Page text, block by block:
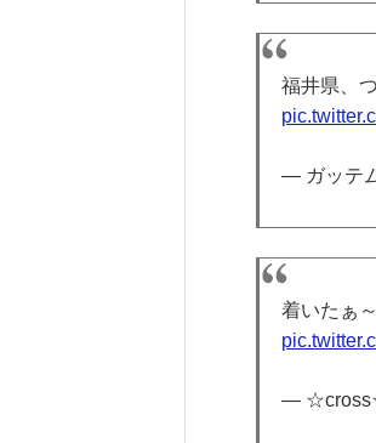
福井県、
— ガッテ
着いたぁ
—